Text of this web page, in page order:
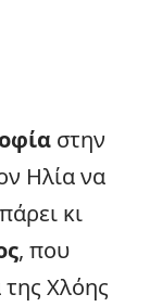
στην
Ηλία να
κι
, που
Χλόης